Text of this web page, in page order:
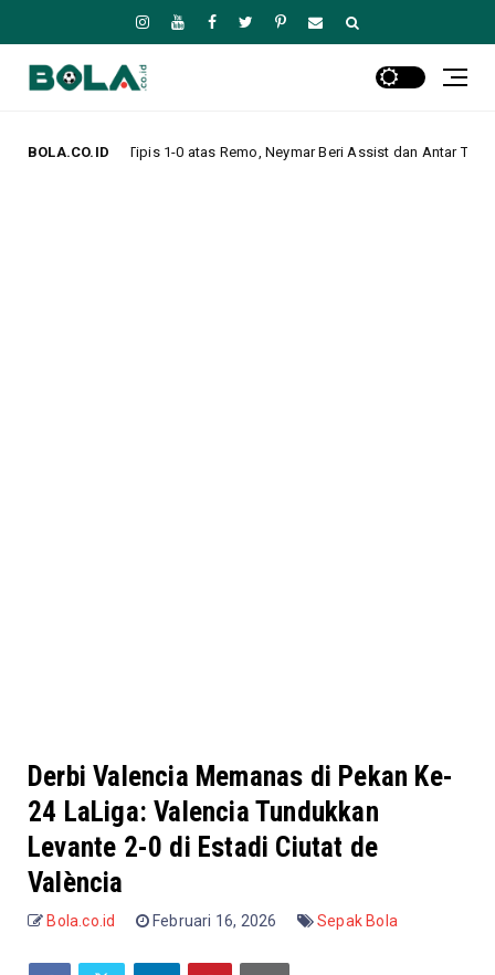
BOLA.CO.ID
1-0 atas Remo, Neymar Beri Assist dan Antar Tim Lolos ke Perempat
Derbi Valencia Memanas di Pekan Ke-
24 LaLiga: Valencia Tundukkan
Levante 2-0 di Estadi Ciutat de
València
Bola.co.id Februari 16, 2026 Sepak Bola